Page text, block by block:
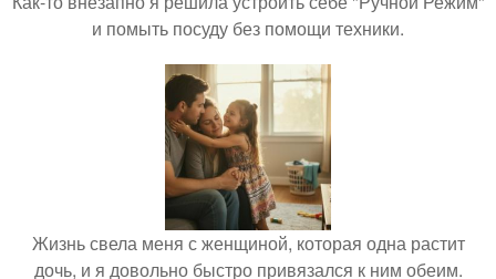
и помыть посуду без помощи техники.
Жизнь свела меня с женщиной, которая одна растит
дочь, и я довольно быстро привязался к ним обеим.